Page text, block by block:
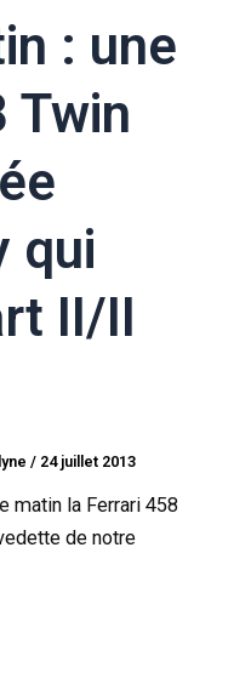
: une
Twin
qui
II/II
/ 24 juillet 2013
matin la Ferrari 458
de notre